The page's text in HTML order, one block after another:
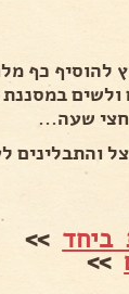
להוסיף כף
ולשים
חצי שעה...
והתבלינים
ביחד >>
>>